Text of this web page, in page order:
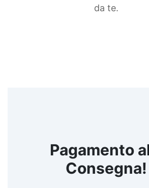
da te.
Pagamento
Consegna!